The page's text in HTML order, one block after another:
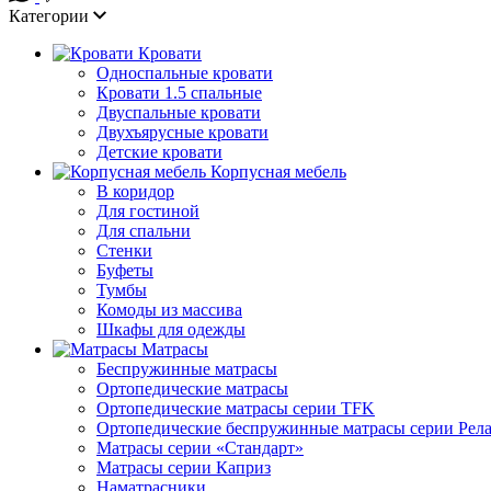
Категории
Кровати
Односпальные кровати
Кровати 1.5 спальные
Двуспальные кровати
Двухъярусные кровати
Детские кровати
Корпусная мебель
В коридор
Для гостиной
Для спальни
Стенки
Буфеты
Тумбы
Комоды из массива
Шкафы для одежды
Матрасы
Беспружинные матрасы
Ортопедические матрасы
Ортопедические матрасы серии TFK
Ортопедические беспружинные матрасы серии
Матрасы серии «Стандарт»
Матрасы серии Каприз
Наматрасники